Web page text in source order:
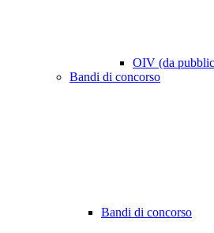
OIV (da
Bandi di concorso
Bandi di concorso